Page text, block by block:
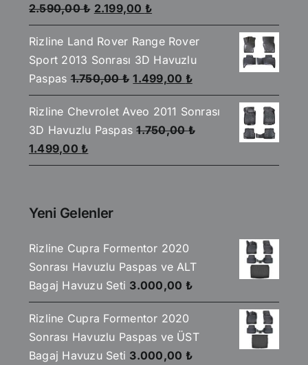
5
üzerinden
4.00oy
aldı
2.590,00₺ Orijinal
fiyat:
2.590,00 ₺.
2.199,00 ₺Şu
andaki
fiyat:
2.199,00 ₺.
Rizline Land Rover Range Rover
Sport 2013 Sonrası 3D Havuzlu
Paspas 1.750,00₺ Orijinal
fiyat:
1.750,00 ₺.
1.499,00 ₺Şu
andaki
fiyat:
1.499,00 ₺.
Rizline Chevrolet Aveo 2011 Sonrası
3D Havuzlu Paspas 1.750,00₺
Orijinal
fiyat:
1.499,00 ₺Şu
andaki
Yeni Gelenler
Rizline Cupra Formentor 2020
Sonrası Havuzlu Paspas ve ALT
Bagaj Havuzu Seti 3.000,00 ₺
Rizline Cupra Formentor 2020
Sonrası Havuzlu Paspas ve ÜST
Bagaj Havuzu Seti 3.000,00 ₺